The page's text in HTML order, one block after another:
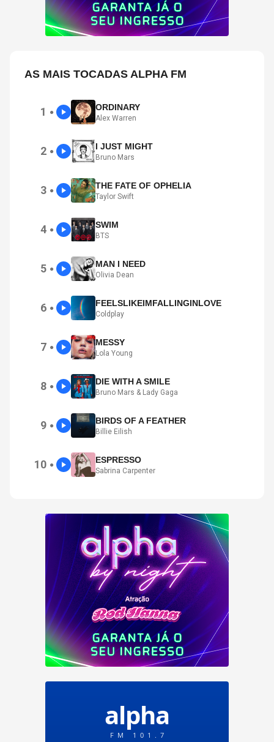
AS MAIS TOCADAS ALPHA FM
1 ● ORDINARY
Alex Warren
2 ● I JUST MIGHT
Bruno Mars
3 ● THE FATE OF OPHELIA
Taylor Swift
4 ● SWIM
BTS
5 ● MAN I NEED
Olivia Dean
6 ● FEELSLIKEIMFALLINGINLOVE
Coldplay
7 ● MESSY
Lola Young
8 ● DIE WITH A SMILE
Bruno Mars & Lady Gaga
9 ● BIRDS OF A FEATHER
Billie Eilish
10 ● ESPRESSO
Sabrina Carpenter